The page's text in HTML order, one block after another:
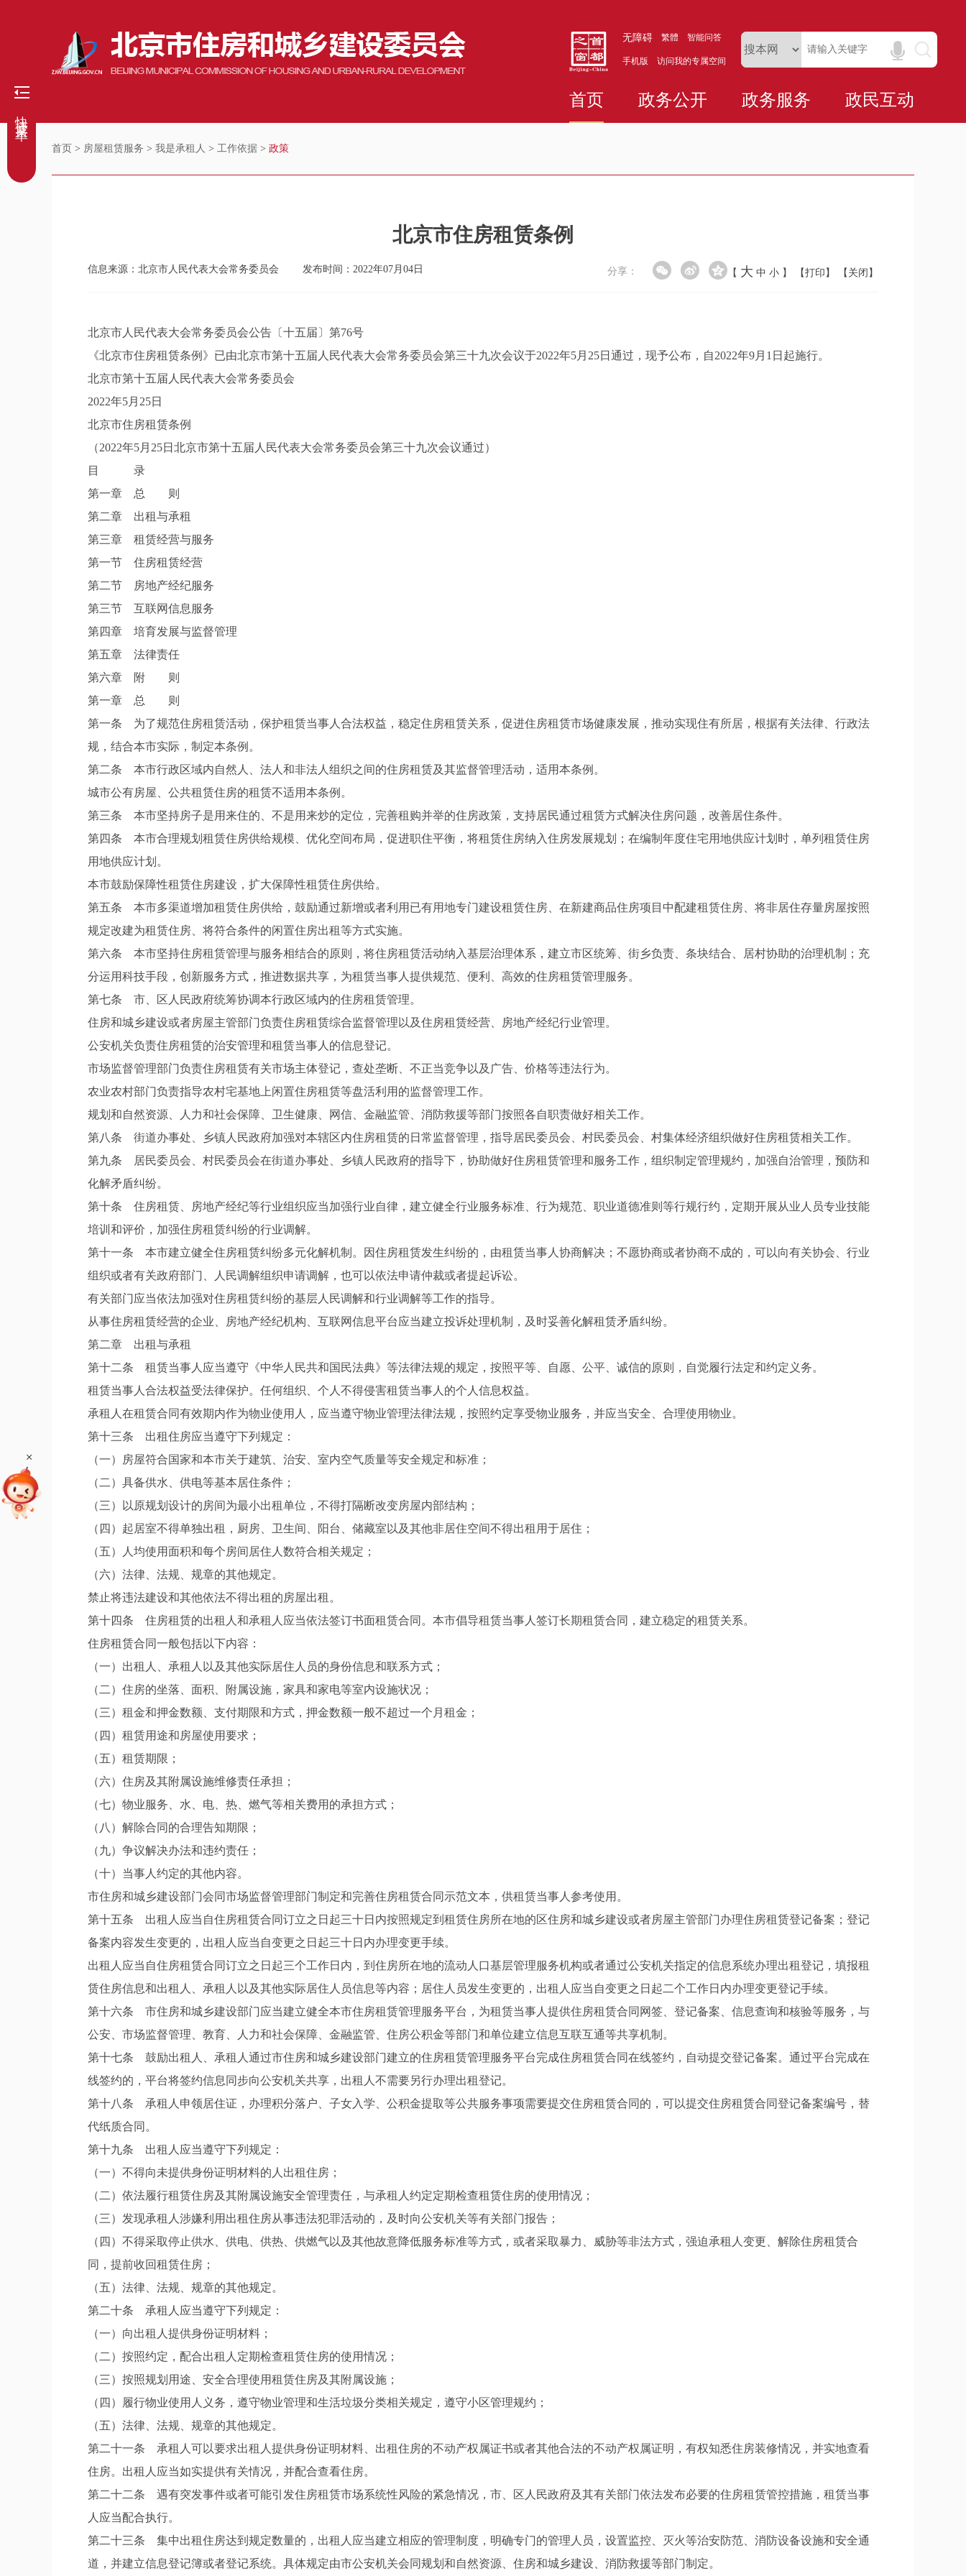
无障碍 繁體 智能问答
手机版 访问我的专属空间
首页 政务公开 政务服务 政民互动
首页 > 房屋租赁服务 > 我是承租人 > 工作依据 > 政策
北京市住房租赁条例
信息来源：北京市人民代表大会常务委员会 发布时间：2022年07月04日 分享： 【 大 中 小 】 【打印】 【关闭】
北京市人民代表大会常务委员会公告〔十五届〕第76号
《北京市住房租赁条例》已由北京市第十五届人民代表大会常务委员会第三十九次会议于2022年5月25日通过，现予公布，自2022年9月1日起施行。
北京市第十五届人民代表大会常务委员会
2022年5月25日
北京市住房租赁条例
（2022年5月25日北京市第十五届人民代表大会常务委员会第三十九次会议通过）
目 录
第一章 总 则
第二章 出租与承租
第三章 租赁经营与服务
第一节 住房租赁经营
第二节 房地产经纪服务
第三节 互联网信息服务
第四章 培育发展与监督管理
第五章 法律责任
第六章 附 则
第一章 总 则
第一条 为了规范住房租赁活动，保护租赁当事人合法权益，稳定住房租赁关系，促进住房租赁市场健康发展，推动实现住有所居，根据有关法律、行政法
规，结合本市实际，制定本条例。
第二条 本市行政区域内自然人、法人和非法人组织之间的住房租赁及其监督管理活动，适用本条例。
城市公有房屋、公共租赁住房的租赁不适用本条例。
第三条 本市坚持房子是用来住的、不是用来炒的定位，完善租购并举的住房政策，支持居民通过租赁方式解决住房问题，改善居住条件。
第四条 本市合理规划租赁住房供给规模、优化空间布局，促进职住平衡，将租赁住房纳入住房发展规划；在编制年度住宅用地供应计划时，单列租赁住房
用地供应计划。
本市鼓励保障性租赁住房建设，扩大保障性租赁住房供给。
第五条 本市多渠道增加租赁住房供给，鼓励通过新增或者利用已有用地专门建设租赁住房、在新建商品住房项目中配建租赁住房、将非居住存量房屋按照
规定改建为租赁住房、将符合条件的闲置住房出租等方式实施。
第六条 本市坚持住房租赁管理与服务相结合的原则，将住房租赁活动纳入基层治理体系，建立市区统筹、街乡负责、条块结合、居村协助的治理机制；充
分运用科技手段，创新服务方式，推进数据共享，为租赁当事人提供规范、便利、高效的住房租赁管理服务。
第七条 市、区人民政府统筹协调本行政区域内的住房租赁管理。
住房和城乡建设或者房屋主管部门负责住房租赁综合监督管理以及住房租赁经营、房地产经纪行业管理。
公安机关负责住房租赁的治安管理和租赁当事人的信息登记。
市场监督管理部门负责住房租赁有关市场主体登记，查处垄断、不正当竞争以及广告、价格等违法行为。
农业农村部门负责指导农村宅基地上闲置住房租赁等盘活利用的监督管理工作。
规划和自然资源、人力和社会保障、卫生健康、网信、金融监管、消防救援等部门按照各自职责做好相关工作。
第八条 街道办事处、乡镇人民政府加强对本辖区内住房租赁的日常监督管理，指导居民委员会、村民委员会、村集体经济组织做好住房租赁相关工作。
第九条 居民委员会、村民委员会在街道办事处、乡镇人民政府的指导下，协助做好住房租赁管理和服务工作，组织制定管理规约，加强自治管理，预防和
化解矛盾纠纷。
第十条 住房租赁、房地产经纪等行业组织应当加强行业自律，建立健全行业服务标准、行为规范、职业道德准则等行规行约，定期开展从业人员专业技能
培训和评价，加强住房租赁纠纷的行业调解。
第十一条 本市建立健全住房租赁纠纷多元化解机制。因住房租赁发生纠纷的，由租赁当事人协商解决；不愿协商或者协商不成的，可以向有关协会、行业
组织或者有关政府部门、人民调解组织申请调解，也可以依法申请仲裁或者提起诉讼。
有关部门应当依法加强对住房租赁纠纷的基层人民调解和行业调解等工作的指导。
从事住房租赁经营的企业、房地产经纪机构、互联网信息平台应当建立投诉处理机制，及时妥善化解租赁矛盾纠纷。
第二章 出租与承租
第十二条 租赁当事人应当遵守《中华人民共和国民法典》等法律法规的规定，按照平等、自愿、公平、诚信的原则，自觉履行法定和约定义务。
租赁当事人合法权益受法律保护。任何组织、个人不得侵害租赁当事人的个人信息权益。
承租人在租赁合同有效期内作为物业使用人，应当遵守物业管理法律法规，按照约定享受物业服务，并应当安全、合理使用物业。
第十三条 出租住房应当遵守下列规定：
（一）房屋符合国家和本市关于建筑、治安、室内空气质量等安全规定和标准；
（二）具备供水、供电等基本居住条件；
（三）以原规划设计的房间为最小出租单位，不得打隔断改变房屋内部结构；
（四）起居室不得单独出租，厨房、卫生间、阳台、储藏室以及其他非居住空间不得出租用于居住；
（五）人均使用面积和每个房间居住人数符合相关规定；
（六）法律、法规、规章的其他规定。
禁止将违法建设和其他依法不得出租的房屋出租。
第十四条 住房租赁的出租人和承租人应当依法签订书面租赁合同。本市倡导租赁当事人签订长期租赁合同，建立稳定的租赁关系。
住房租赁合同一般包括以下内容：
（一）出租人、承租人以及其他实际居住人员的身份信息和联系方式；
（二）住房的坐落、面积、附属设施，家具和家电等室内设施状况；
（三）租金和押金数额、支付期限和方式，押金数额一般不超过一个月租金；
（四）租赁用途和房屋使用要求；
（五）租赁期限；
（六）住房及其附属设施维修责任承担；
（七）物业服务、水、电、热、燃气等相关费用的承担方式；
（八）解除合同的合理告知期限；
（九）争议解决办法和违约责任；
（十）当事人约定的其他内容。
市住房和城乡建设部门会同市场监督管理部门制定和完善住房租赁合同示范文本，供租赁当事人参考使用。
第十五条 出租人应当自住房租赁合同订立之日起三十日内按照规定到租赁住房所在地的区住房和城乡建设或者房屋主管部门办理住房租赁登记备案；登记
备案内容发生变更的，出租人应当自变更之日起三十日内办理变更手续。
出租人应当自住房租赁合同订立之日起三个工作日内，到住房所在地的流动人口基层管理服务机构或者通过公安机关指定的信息系统办理出租登记，填报租
赁住房信息和出租人、承租人以及其他实际居住人员信息等内容；居住人员发生变更的，出租人应当自变更之日起二个工作日内办理变更登记手续。
第十六条 市住房和城乡建设部门应当建立健全本市住房租赁管理服务平台，为租赁当事人提供住房租赁合同网签、登记备案、信息查询和核验等服务，与
公安、市场监督管理、教育、人力和社会保障、金融监管、住房公积金等部门和单位建立信息互联互通等共享机制。
第十七条 鼓励出租人、承租人通过市住房和城乡建设部门建立的住房租赁管理服务平台完成住房租赁合同在线签约，自动提交登记备案。通过平台完成在
线签约的，平台将签约信息同步向公安机关共享，出租人不需要另行办理出租登记。
第十八条 承租人申领居住证，办理积分落户、子女入学、公积金提取等公共服务事项需要提交住房租赁合同的，可以提交住房租赁合同登记备案编号，替
代纸质合同。
第十九条 出租人应当遵守下列规定：
（一）不得向未提供身份证明材料的人出租住房；
（二）依法履行租赁住房及其附属设施安全管理责任，与承租人约定定期检查租赁住房的使用情况；
（三）发现承租人涉嫌利用出租住房从事违法犯罪活动的，及时向公安机关等有关部门报告；
（四）不得采取停止供水、供电、供热、供燃气以及其他故意降低服务标准等方式，或者采取暴力、威胁等非法方式，强迫承租人变更、解除住房租赁合
同，提前收回租赁住房；
（五）法律、法规、规章的其他规定。
第二十条 承租人应当遵守下列规定：
（一）向出租人提供身份证明材料；
（二）按照约定，配合出租人定期检查租赁住房的使用情况；
（三）按照规划用途、安全合理使用租赁住房及其附属设施；
（四）履行物业使用人义务，遵守物业管理和生活垃圾分类相关规定，遵守小区管理规约；
（五）法律、法规、规章的其他规定。
第二十一条 承租人可以要求出租人提供身份证明材料、出租住房的不动产权属证书或者其他合法的不动产权属证明，有权知悉住房装修情况，并实地查看
住房。出租人应当如实提供有关情况，并配合查看住房。
第二十二条 遇有突发事件或者可能引发住房租赁市场系统性风险的紧急情况，市、区人民政府及其有关部门依法发布必要的住房租赁管控措施，租赁当事
人应当配合执行。
第二十三条 集中出租住房达到规定数量的，出租人应当建立相应的管理制度，明确专门的管理人员，设置监控、灭火等治安防范、消防设备设施和安全通
道，并建立信息登记簿或者登记系统。具体规定由市公安机关会同规划和自然资源、住房和城乡建设、消防救援等部门制定。
+
快捷菜单